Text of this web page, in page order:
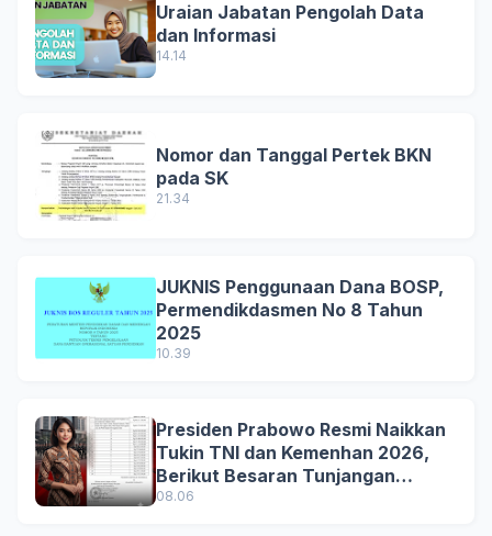
Uraian Jabatan Pengolah Data
dan Informasi
14.14
Nomor dan Tanggal Pertek BKN
pada SK
21.34
JUKNIS Penggunaan Dana BOSP,
Permendikdasmen No 8 Tahun
2025
10.39
Presiden Prabowo Resmi Naikkan
Tukin TNI dan Kemenhan 2026,
Berikut Besaran Tunjangan
Terbaru
08.06